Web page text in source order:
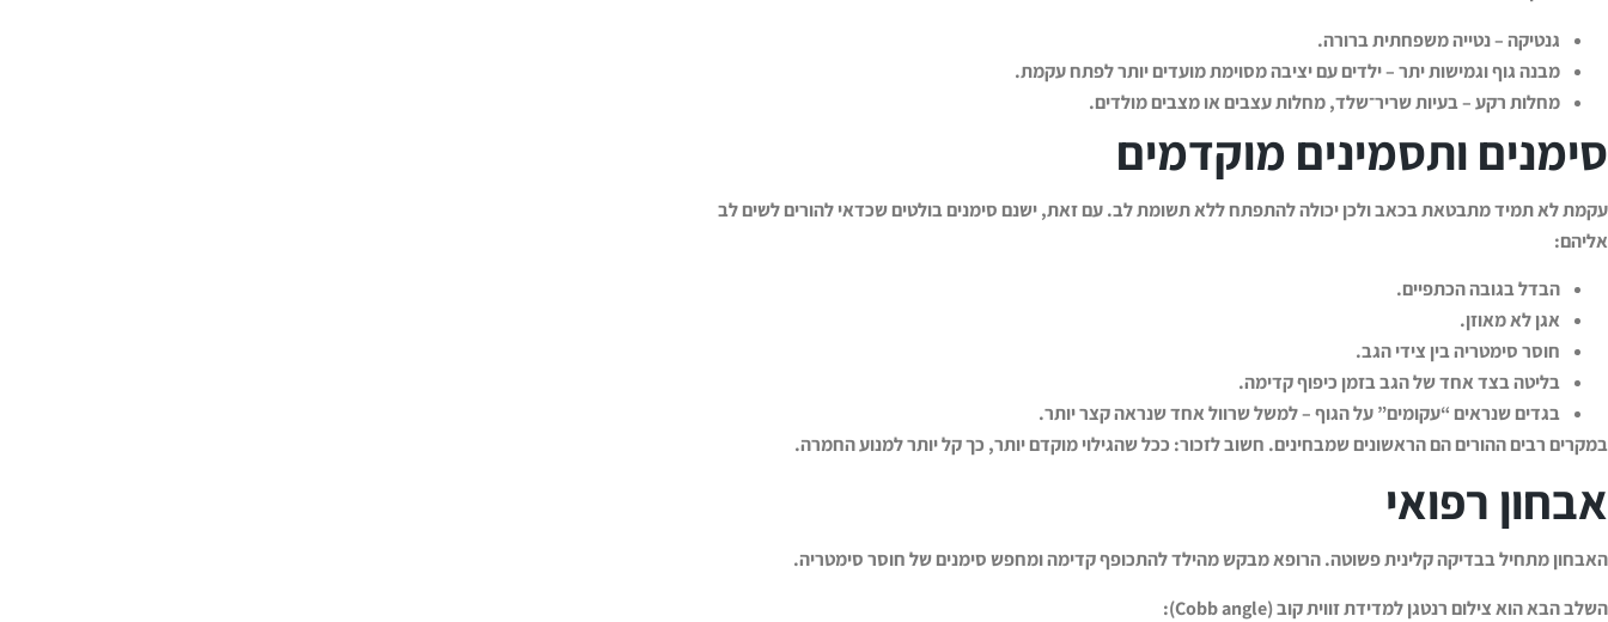
גנטיקה–נטייה משפחתית ברורה.
מבנה גוף וגמישות יתר–ילדים עם יציבה מסוימת מועדים יותר לפתח עקמת.
מחלות רקע–בעיות שריר־שלד, מחלות עצבים או מצבים מולדים.
סימנים ותסמינים מוקדמים
עקמת לא תמיד מתבטאת בכאב ולכן יכולה להתפתח ללא תשומת לב. עם זאת, ישנם סימנים בולטים שכדאי להורים לשים לב
אליהם:
הבדל בגובה הכתפיים.
אגן לא מאוזן.
חוסר סימטריה בין צידי הגב.
בליטה בצד אחד של הגב בזמן כיפוף קדימה.
בגדים שנראים “עקומים” על הגוף – למשל שרוול אחד שנראה קצר יותר.
במקרים רבים ההורים הם הראשונים שמבחינים. חשוב לזכור: ככל שהגילוי מוקדם יותר, כך קל יותר למנוע החמרה.
אבחון רפואי
האבחון מתחיל בבדיקה קלינית פשוטה. הרופא מבקש מהילד להתכופף קדימה ומחפש סימנים של חוסר סימטריה.
השלב הבא הוא צילום רנטגן למדידת זווית קוב(Cobb angle):